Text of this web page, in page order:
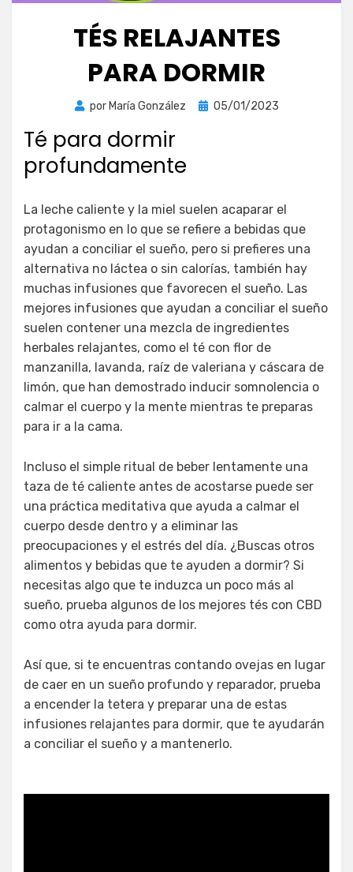
TÉS RELAJANTES
PARA DORMIR
por María González
Publicada
05/01/2023
Té para dormir
profundamente
La leche caliente y la miel suelen acaparar el
protagonismo en lo que se refiere a bebidas que
ayudan a conciliar el sueño, pero si prefieres una
alternativa no láctea o sin calorías, también hay
muchas infusiones que favorecen el sueño. Las
mejores infusiones que ayudan a conciliar el sueño
suelen contener una mezcla de ingredientes
herbales relajantes, como el té con flor de
manzanilla, lavanda, raíz de valeriana y cáscara de
limón, que han demostrado inducir somnolencia o
calmar el cuerpo y la mente mientras te preparas
para ir a la cama.
Incluso el simple ritual de beber lentamente una
taza de té caliente antes de acostarse puede ser
una práctica meditativa que ayuda a calmar el
cuerpo desde dentro y a eliminar las
preocupaciones y el estrés del día. ¿Buscas otros
alimentos y bebidas que te ayuden a dormir? Si
necesitas algo que te induzca un poco más al
sueño, prueba algunos de los mejores tés con CBD
como otra ayuda para dormir.
Así que, si te encuentras contando ovejas en lugar
de caer en un sueño profundo y reparador, prueba
a encender la tetera y preparar una de estas
infusiones relajantes para dormir, que te ayudarán
a conciliar el sueño y a mantenerlo.